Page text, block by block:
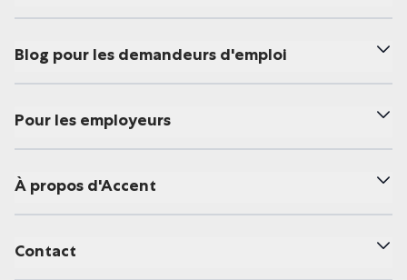
Blog pour les demandeurs d'emploi
Pour les employeurs
À propos d'Accent
Contact